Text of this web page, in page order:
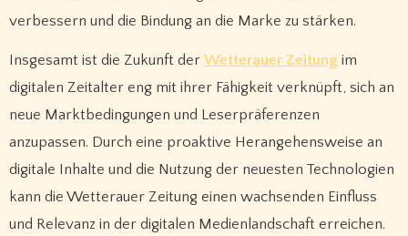
verbessern und die Bindung an die Marke zu stärken.
Insgesamt ist die Zukunft der Wetterauer Zeitung im
digitalen Zeitalter eng mit ihrer Fähigkeit verknüpft, sich an
neue Marktbedingungen und Leserpräferenzen
anzupassen. Durch eine proaktive Herangehensweise an
digitale Inhalte und die Nutzung der neuesten Technologien
kann die Wetterauer Zeitung einen wachsenden Einfluss
und Relevanz in der digitalen Medienlandschaft erreichen.